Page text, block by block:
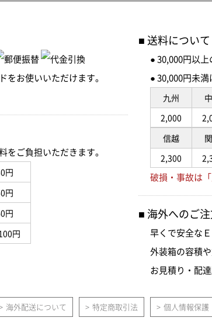
をお使いいただけます。
をご負担いただきます。
円
円
円
円
送料について
● 30,000円以
● 30,000円未
九州
2,000
信越
2,300
破損・事故は
海外へのご
早くで安全な
外装箱の容積
お見積り・配
海外配送について 特定商取引法 個人情報保護